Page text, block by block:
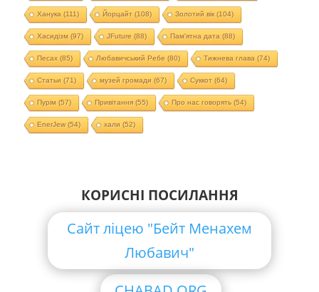
Ханука (111) Йорцайт (108) Золотий вік(104)
Хасидізм (97) JFuture (88) Пам'ятна дата (88)
Песах(85) Любавичський Ребе (80) Тижнева глава (74)
Статьи (71) музей громади (67) Суккот (64)
Пурім (57) Привітання(55) Про нас говорять (54)
EnerJew(54) хали (52)
КОРИСНІ ПОСИЛАННЯ
Сайт ліцею "Бейт Менахем
Любавич"